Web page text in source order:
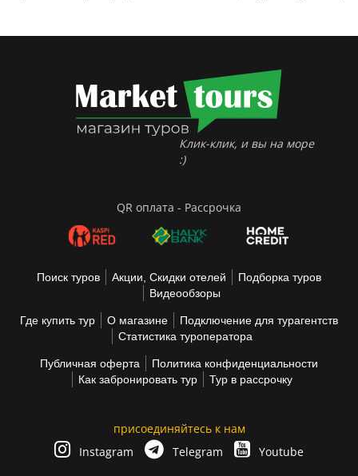
Клик-клик, и вы на море
:)
QR оплата - Рассрочка
Поиск туров Акции, Скидки отелей
Подборка туров
Видеообзоры
Где купить тур О магазине
Подключение для турагентств
Статистика туроператора
Публичная оферта
Политика конфиденциальности
Как забронировать тур
Тур в рассрочку
присоединяйтесь к нам
Instagram
Telegram Youtube